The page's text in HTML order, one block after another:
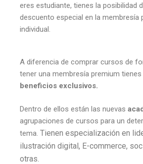
eres estudiante, tienes la posibilidad
descuento especial en la membresía
individual.
A diferencia de comprar cursos de
tener una membresía premium
beneficios exclusivos.
Dentro de ellos están las nuevas
agrupaciones de cursos para un
tema. Tienen especialización en
ilustración digital, E-commerce,
otras.